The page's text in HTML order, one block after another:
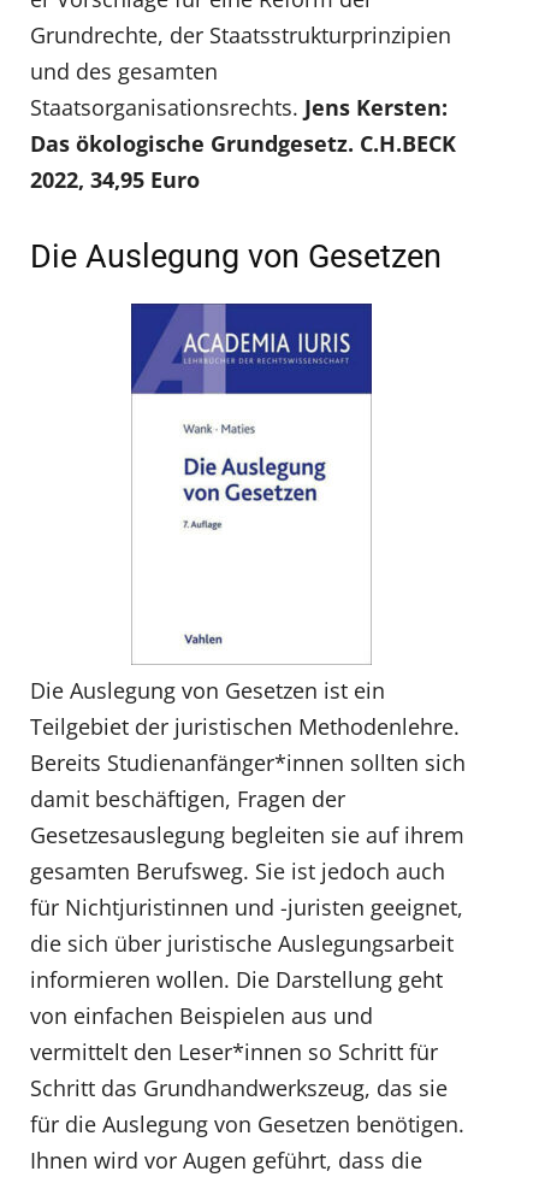
Grundrechte, der Staatsstrukturprinzipien
und des gesamten
Staatsorganisationsrechts. Jens Kersten:
Das ökologische Grundgesetz. C.H.BECK
2022, 34,95 Euro
Die Auslegung von Gesetzen
Die Auslegung von Gesetzen ist ein
Teilgebiet der juristischen Methodenlehre.
Bereits Studienanfänger*innen sollten sich
damit beschäftigen, Fragen der
Gesetzesauslegung begleiten sie auf ihrem
gesamten Berufsweg. Sie ist jedoch auch
für Nichtjuristinnen und -juristen geeignet,
die sich über juristische Auslegungsarbeit
informieren wollen. Die Darstellung geht
von einfachen Beispielen aus und
vermittelt den Leser*innen so Schritt für
Schritt das Grundhandwerkszeug, das sie
für die Auslegung von Gesetzen benötigen.
Ihnen wird vor Augen geführt, dass die